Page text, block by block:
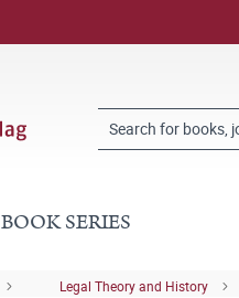
BOOK SERIES
Legal Theory and History